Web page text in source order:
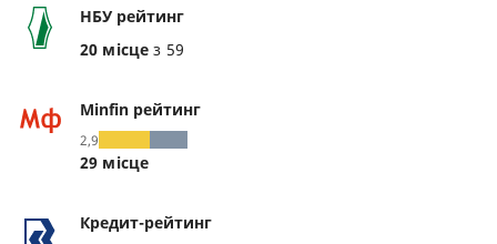
НБУ рейтинг
20 місце з 59
Minfin рейтинг
2,9
29 місце
Кредит-рейтинг